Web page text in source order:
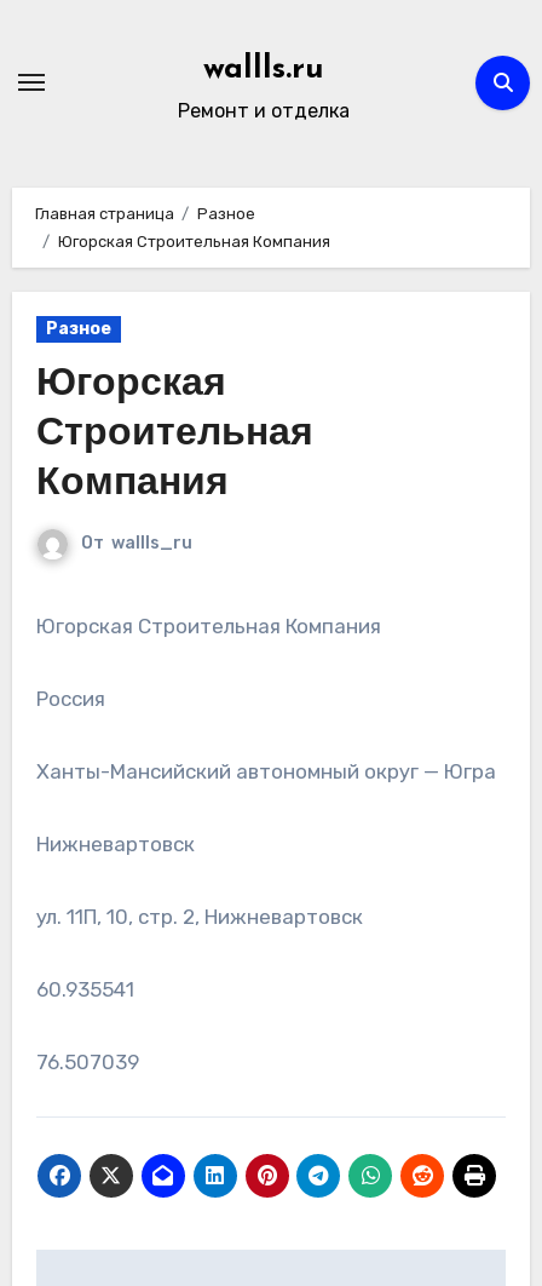
содержимому
wallls.ru
Ремонт и отделка
Главная страница
Разное
Югорская Строительная Компания
Разное
Югорская
Строительная
Компания
От wallls_ru
Югорская Строительная Компания
Россия
Ханты-Мансийский автономный округ — Югра
Нижневартовск
ул. 11П, 10, стр. 2, Нижневартовск
60.935541
76.507039